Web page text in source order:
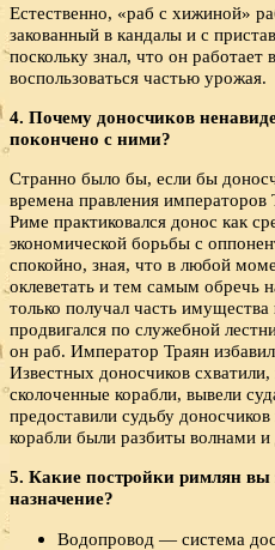
Естественно, «раб с хижиной»
закованный в кандалы и с
поскольку знал, что он
воспользоваться частью урожая.
4. Почему доносчиков
покончено с ними?
Странно было бы, если бы
времена правления
Риме практиковался донос как
экономической борьбы с
спокойно, зная, что в любой
оклеветать и тем самым обречь
только получал часть
продвигался по служебной
он раб. Император Траян
Известных доносчиков
сколоченные корабли, вывели
предоставили судьбу
корабли были разбиты волнами
5. Какие постройки римлян
назначение?
Водопровод — система